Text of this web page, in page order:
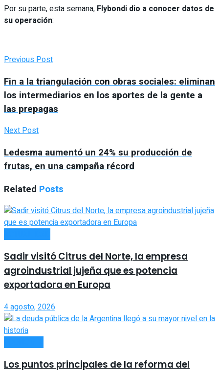
Por su parte, esta semana, Flybondi dio a conocer datos de
su operación:
Previous Post
Fin a la triangulación con obras sociales: eliminan
los intermediarios en los aportes de la gente a
las prepagas
Next Post
Ledesma aumentó un 24% su producción de
frutas, en una campaña récord
Related Posts
Sadir visitó Citrus del Norte, la empresa
agroindustrial jujeña que es potencia
exportadora en Europa
4 agosto, 2026
Los puntos principales de la reforma del